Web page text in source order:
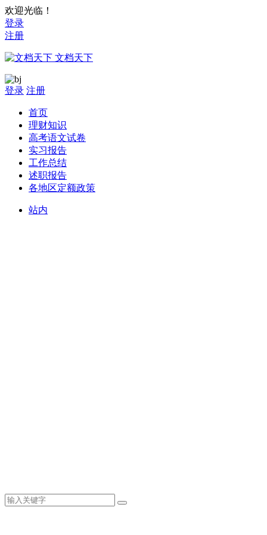
欢迎光临！
登录
注册
文档天下
登录 注册
首页
理财知识
高考语文试卷
实习报告
工作总结
述职报告
各地区定额政策
站内